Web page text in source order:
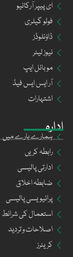
ادارہ
ہمارے بارے میں
رابطہ کریں
ادارتی پالیسی
ضابطہ اخلاق
پرائیویسی پالیسی
استعمال کی شرائط
اصلاحات و تردید
کریئرز
ای پیپر آرکائیو
فوٹو گیلری
ڈاؤنلوڈز
نیوز لیٹر
موبائل ایپ
آر ایس ایس فیڈ
اشتہارات